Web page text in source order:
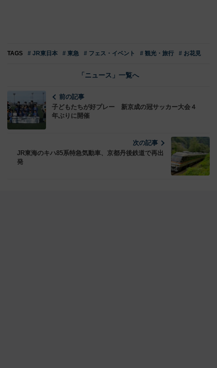
TAGS # JR東日本 # 東急 # フェス・イベント # 観光・旅行 # お花見
「ニュース」一覧へ
前の記事
子どもたちが好プレー 新京成の冠サッカー大会４
年ぶりに開催
次の記事
JR東海のキハ85系特急気動車、京都丹後鉄道で再出
発